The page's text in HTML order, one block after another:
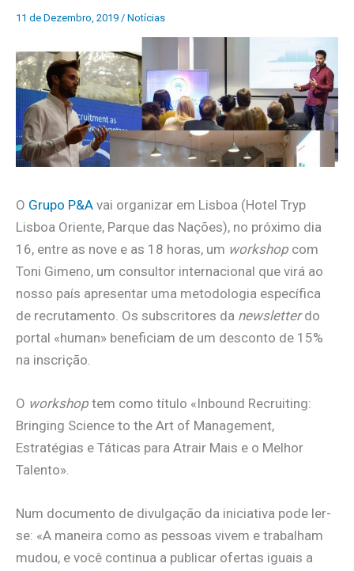
11 de Dezembro, 2019 / Notícias
O Grupo P&A vai organizar em Lisboa (Hotel Tryp
Lisboa Oriente, Parque das Nações), no próximo dia
16, entre as nove e as 18 horas, um workshop com
Toni Gimeno, um consultor internacional que virá ao
nosso país apresentar uma metodologia específica
de recrutamento. Os subscritores da newsletterdo
portal «human» beneficiam de um desconto de 15%
na inscrição.
O workshop tem como título «Inbound Recruiting:
Bringing Science to the Art of Management,
Estratégias e Táticas para Atrair Mais e o Melhor
Talento».
Num documento de divulgação da iniciativa pode ler-
se: «A maneira como as pessoas vivem e trabalham
mudou, e você continua a publicar ofertas iguais a